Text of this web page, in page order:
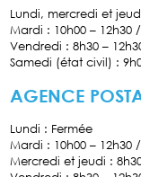
Lundi, mercredi et
Mardi : 10h00 – 12h30
Vendredi : 8h30 –
Samedi (état civil) :
AGENCE
Lundi : Fermée
Mardi : 10h00 – 12h30
Mercredi et jeudi :